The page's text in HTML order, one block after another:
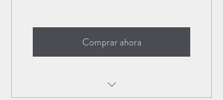
Comprar ahora